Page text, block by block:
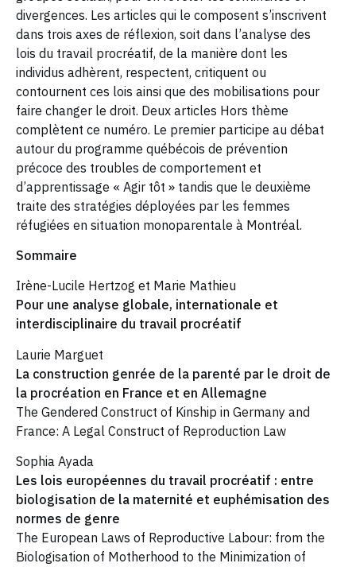
divergences. Les articles qui le composent s’inscrivent
dans trois axes de réflexion, soit dans l’analyse des
lois du travail procréatif, de la manière dont les
individus adhèrent, respectent, critiquent ou
contournent ces lois ainsi que des mobilisations pour
faire changer le droit. Deux articles Hors thème
complètent ce numéro. Le premier participe au débat
autour du programme québécois de prévention
précoce des troubles de comportement et
d’apprentissage « Agir tôt » tandis que le deuxième
traite des stratégies déployées par les femmes
réfugiées en situation monoparentale à Montréal.
Sommaire
Irène-Lucile Hertzog et Marie Mathieu
Pour une analyse globale, internationale et
interdisciplinaire du travail procréatif
Laurie Marguet
La construction genrée de la parenté par le droit de
la procréation en France et en Allemagne
The Gendered Construct of Kinship in Germany and
France: A Legal Construct of Reproduction Law
Sophia Ayada
Les lois européennes du travail procréatif : entre
biologisation de la maternité et euphémisation des
normes de genre
The European Laws of Reproductive Labour: from the
Biologisation of Motherhood to the Minimization of